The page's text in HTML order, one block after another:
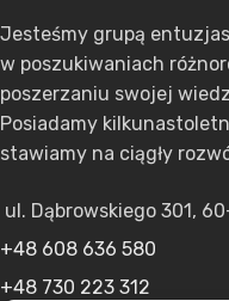
Jesteśmy grupą
w poszukiwaniach
poszerzaniu swojej
Posiadamy
stawiamy na ciągły
ul. Dąbrowskiego 301,
+48 608 636 580
+48 730 223 312